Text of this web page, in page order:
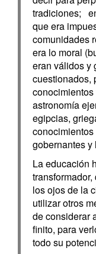
tradiciones;
que era
comunidades
era lo moral
eran válidos y
cuestionados,
astronomía
egipcias,
gobernantes y
La educación
los ojos de la
utilizar otros
de considerar
finito, para
todo su